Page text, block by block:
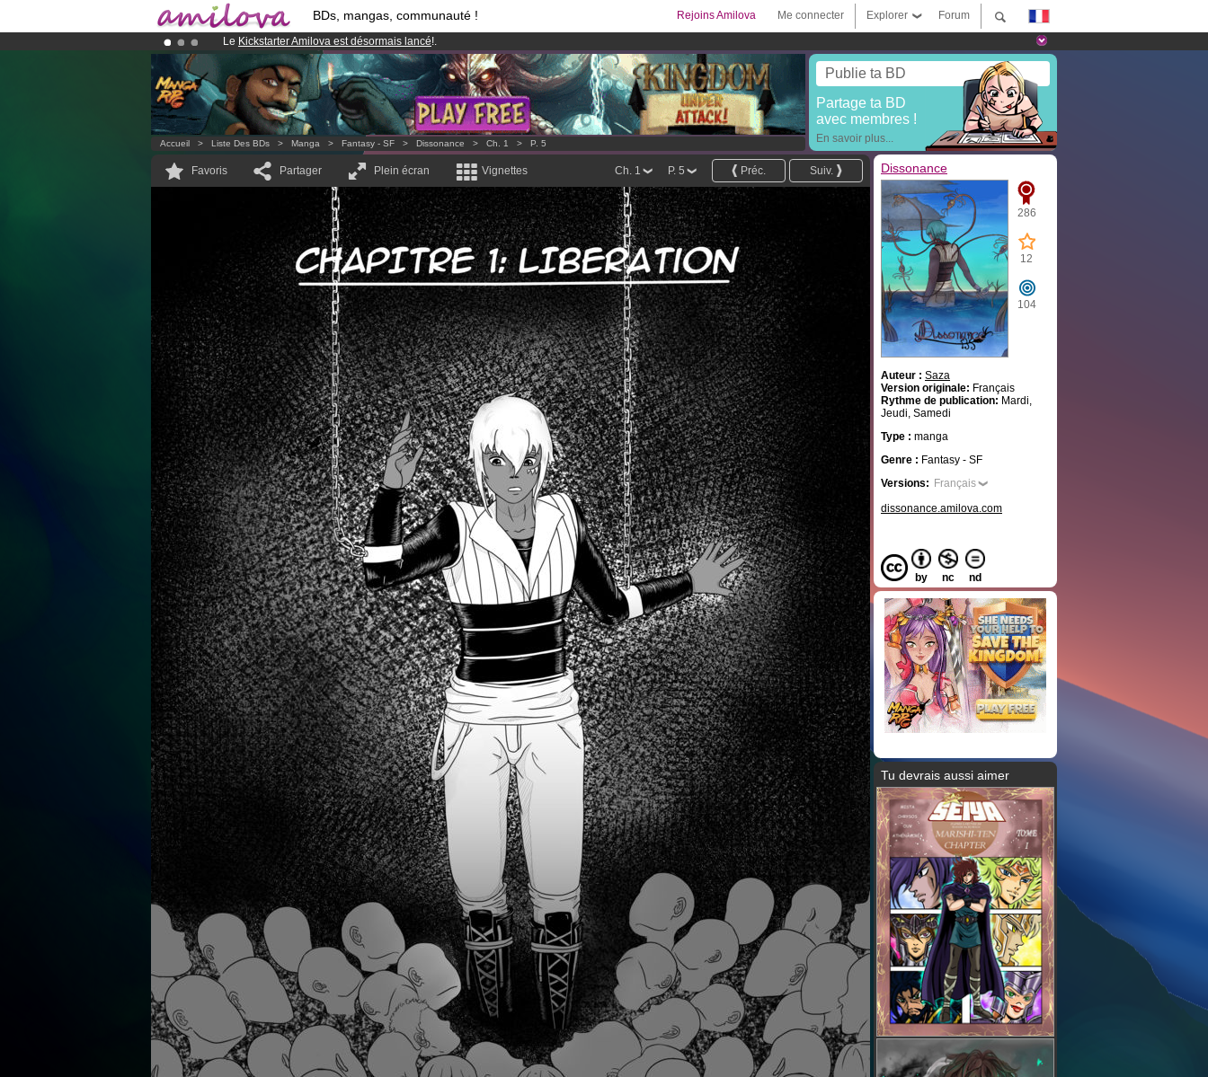
BDs, mangas, communauté ! Forum
Explorer
Me connecter
Rejoins Amilova
Le Kickstarter Amilova est désormais lancé!.
Déjà 134393membreset 1208BDs & Mangas!
Abonnement premium: à partir de
3.95 eurospar mois !Clique ici pour t'abonner
Publie ta BD
Partage ta BD
avec membres !
En savoir plus...
Accueil > Liste Des BDs > Manga > Fantasy - SF > Dissonance > Ch. 1 > P. 5
Favoris Partager Plein écran Vignettes Suiv.
Préc.
P. 5
Ch. 1 Dissonance
286
12
104
Auteur : Saza
Version originale: Français
Rythme de publication: Mardi,
Jeudi, Samedi
Type : manga
Genre : Fantasy - SF
Versions: Français
dissonance.amilova.com
by nc nd
Tu devrais aussi aimer